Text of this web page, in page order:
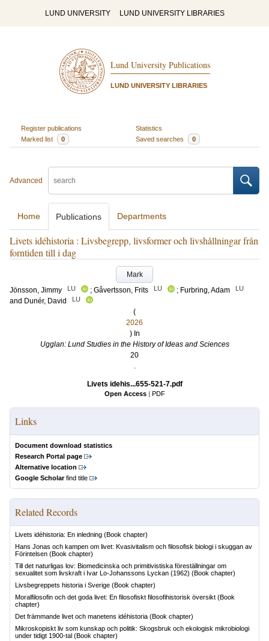
LUND UNIVERSITY LUND UNIVERSITY LIBRARIES
Lund University Publications
LUND UNIVERSITY LIBRARIES
Register publications
Statistics
Marked list
0 Saved searches 0
Advanced
Home Publications Departments
Livets idéhistoria : Livsbegrepp, livsformer och livshållningar från
forntiden till i dag
Mark
Jönsson, Jimmy
LU ; Gåvertsson, Frits LU ; Furbring, Adam LU
and Dunér, David LU
(
2026
) In
Ugglan: Lund Studies in the History of Ideas and Sciences
20
.
Livets idehis...655-521-7.pdf
Open Access | PDF
Links
Document download statistics
Research Portal page
Alternative location
Google Scholarfind title
Related Records
Livets idéhistoria: En inledning (Book chapter)
Hans Jonas och kampen om livet: Kvasivitalism och filosofisk biologi i skuggan av
Förintelsen (Book chapter)
Till det naturligas lov: Biomedicinska och primitivistiska föreställningar om
sexualitet som livskraft i Ivar Lo-Johanssons Lyckan (1962) (Book chapter)
Livsbegreppets historia i Sverige (Book chapter)
Moralfilosofin och det goda livet: En filosofiskt filosofihistorisk översikt (Book
chapter)
Det främmande livet och manetens idéhistoria (Book chapter)
Mikroskopiskt liv som kunskap och politik: Skogsbruk och ekologisk mikrobiologi
under tidigt 1900-tal (Book chapter)